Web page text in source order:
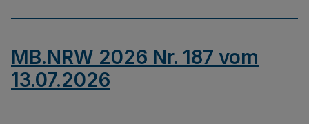
MB.NRW 2026 Nr. 187 vom
13.07.2026